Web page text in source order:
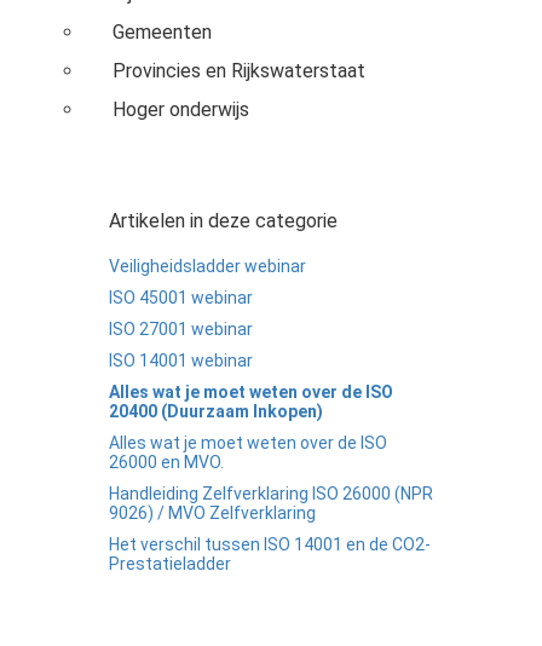
Gemeenten
Provincies en Rijkswaterstaat
Hoger onderwijs
Artikelen in deze categorie
Veiligheidsladder webinar
ISO 45001 webinar
ISO 27001 webinar
ISO 14001 webinar
Alles wat je moet weten over de ISO
20400 (Duurzaam Inkopen)
Alles wat je moet weten over de ISO
26000 en MVO.
Handleiding Zelfverklaring ISO 26000 (NPR
9026) / MVO Zelfverklaring
Het verschil tussen ISO 14001 en de CO2-
Prestatieladder